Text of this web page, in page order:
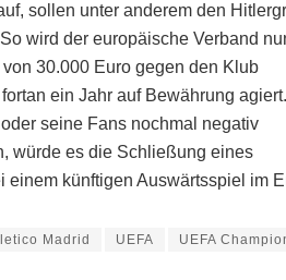
sollen unter anderem den
wird der europäische Verband
30.000 Euro gegen den Klub
ein Jahr auf Bewährung agiert.
seine Fans nochmal negativ
würde es die Schließung eines
einem künftigen Auswärtsspiel im
Madrid UEFA UEFA